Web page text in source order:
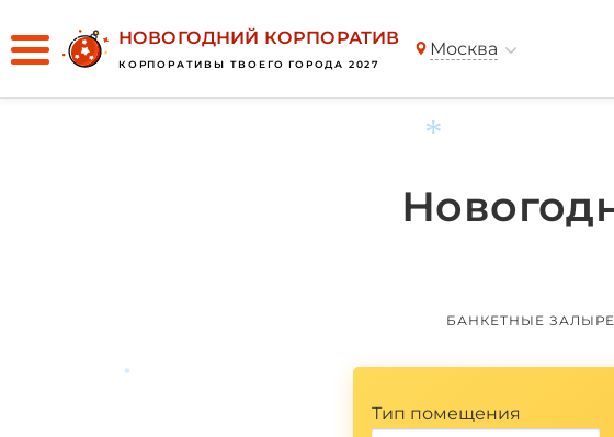
НОВОГОДНИЙ КОРПОРАТИВ
КОРПОРАТИВЫ ТВОЕГО ГОРОДА 2027
Москва
БАНКЕТНЫЕ ЗАЛЫ
Тип помещения
*